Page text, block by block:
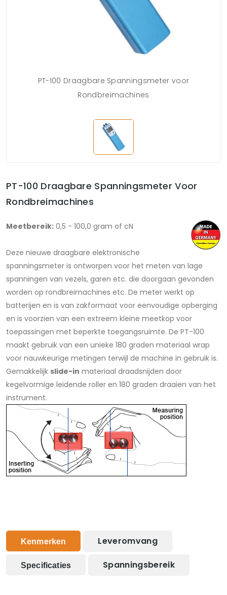
PT-100 Draagbare Spanningsmeter voor
Rondbreimachines
PT-100 Draagbare Spanningsmeter Voor
Rondbreimachines
Meetbereik: 0,5 - 100,0 gram of cN
Deze nieuwe draagbare elektronische
spanningsmeter is ontworpen voor het meten van lage
spanningen van vezels, garen etc. die doorgaan gevonden
worden op rondbreimachines etc. De meter werkt op
batterijen en is van zakformaat voor eenvoudige opberging
en is voorzien van een extreem kleine meetkop voor
toepassingen met beperkte toegangsruimte. De PT-100
maakt gebruik van een unieke 180 graden materiaal wrap
voor nauwkeurige metingen terwijl de machine in gebruik is.
Gemakkelijk slide-in materiaal draadsnijden door
kegelvormige leidende roller en 180 graden draaien van het
instrument.
Kenmerken Leveromvang
Specificaties Spanningsbereik